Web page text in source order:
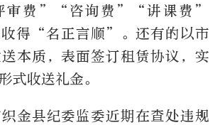
审费”“咨询费”“讲课费”
收得“名正言顺”。还有的以市
本质，表面签订租赁协议，实
收送礼金。
金县纪委监委近期在查处违规